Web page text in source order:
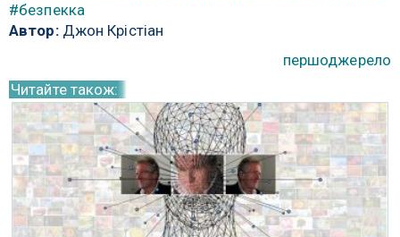
#безпекка
Автор:Джон Крістіан
першоджерело
Читайте також: